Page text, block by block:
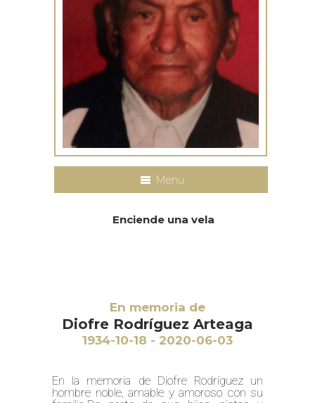
Menu
Enciende una vela
En memoria de
Diofre Rodríguez Arteaga
1934-10-18 - 2020-06-03
En la memoria de Diofre Rodríguez un
hombre noble, amable y amoroso con su